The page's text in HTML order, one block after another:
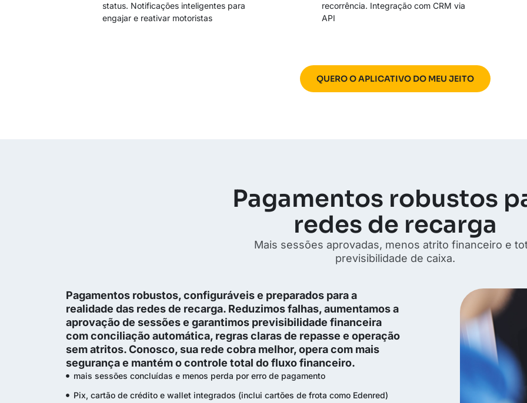
status. Notificações inteligentes para
engajar e reativar motoristas
recorrência. Integração com CRM via
API
QUERO O APLICATIVO DO MEU JEITO
Pagamentos robustos
redes de recarga
Mais sessões aprovadas, menos atrito financeiro e
previsibilidade de caixa.
Pagamentos robustos, configuráveis e preparados para a
realidade das redes de recarga. Reduzimos falhas, aumentamos a
aprovação de sessões e garantimos previsibilidade financeira
com conciliação automática, regras claras de repasse e operação
sem atritos. Conosco, sua rede cobra melhor, opera com mais
segurança e mantém o controle total do fluxo financeiro.
mais sessões concluídas e menos perda por erro de pagamento
Pix, cartão de crédito e wallet integrados (inclui cartões de frota como Edenred)